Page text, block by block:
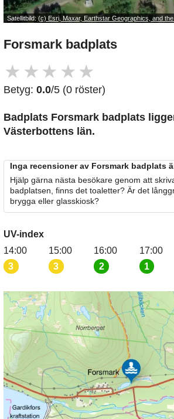
Satellitbild: (c) Esri, Maxar, Earthstar Geographics, and
Forsmark badplats
★ ★ ★ ★ ★
Betyg: 0.0/5 (0 röster)
Badplats Forsmark badplats
Västerbottens län.
Inga recensioner av Forsmark badplats
Hjälp gärna nästa besökare genom att
badplatsen, finns det toaletter? Är det
brygga eller glasskiosk?
UV-index
14:00
3
15:00
3
16:00
2
17:00
1